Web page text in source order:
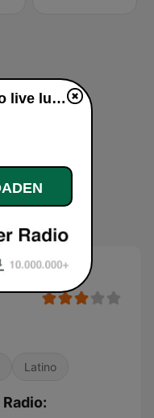
Latino
La Ejutlence Radio live luisteren